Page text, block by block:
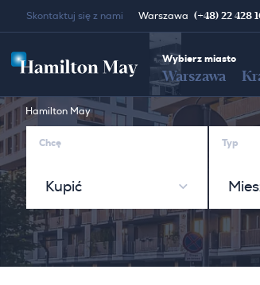
Skontaktuj się z nami Warszawa (+48) 22 428
Wybierz miasto
Warszawa
Hamilton May
Chcę
Kupić
Typ